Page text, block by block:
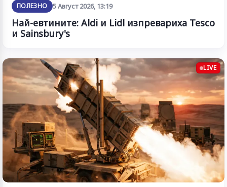
ПОЛЕЗНО 5 Август 2026, 13:19
Най-евтините: Aldi и Lidl изпревариха Tesco
и Sainsbury's
LIVE